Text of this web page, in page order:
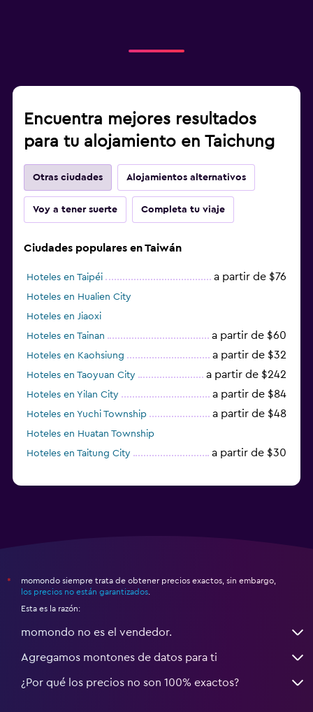
Encuentra mejores resultados
para tu alojamiento en Taichung
Otras ciudades Alojamientos alternativos
Voy a tener suerte Completa tu viaje
Ciudades populares en Taiwán
Hoteles en Taipéi a partir de $76
Hoteles en Hualien City
Hoteles en Jiaoxi
Hoteles en Tainan
a partir de $60
Hoteles en Kaohsiung a partir de $32
Hoteles en Taoyuan City a partir de $242
Hoteles en Yilan City a partir de $84
Hoteles en Yuchi Township a partir de $48
Hoteles en Huatan Township
Hoteles en Taitung City
a partir de $30
*
momondo siempre trata de obtener precios exactos, sin embargo,
los precios no están garantizados
Esta es la razón:
momondo no es el vendedor.
Agregamos montones de datos para ti
¿Por qué los precios no son 100% exactos?